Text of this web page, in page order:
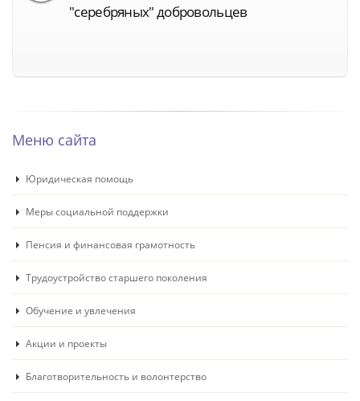
"серебряных" добровольцев
Меню сайта
Юридическая помощь
Меры социальной поддержки
Пенсия и финансовая грамотность
Трудоустройство старшего поколения
Обучение и увлечения
Акции и проекты
Благотворительность и волонтерство